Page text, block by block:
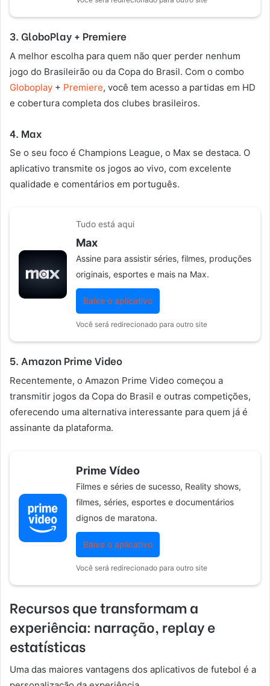
3. GloboPlay + Premiere
A melhor escolha para quem não quer perder nenhum
jogo do Brasileirão ou da Copa do Brasil. Com o combo
Globoplay + Premiere, você tem acesso a partidas em HD
e cobertura completa dos clubes brasileiros.
4. Max
Se o seu foco é Champions League, o Max se destaca. O
aplicativo transmite os jogos ao vivo, com excelente
qualidade e comentários em português.
Tudo está aqui
Max
Assine para assistir séries, filmes, produções
originais, esportes e mais na Max.
Baixe o aplicativo
Você será redirecionado para outro site
5. Amazon Prime Video
Recentemente, o Amazon Prime Video começou a
transmitir jogos da Copa do Brasil e outras competições,
oferecendo uma alternativa interessante para quem já é
assinante da plataforma.
Prime Vídeo
Filmes e séries de sucesso, Reality shows,
filmes, séries, esportes e documentários
dignos de maratona.
Baixe o aplicativo
Você será redirecionado para outro site
Recursos que transformam a
experiência: narração, replay e
estatísticas
Uma das maiores vantagens dos aplicativos de futebol é a